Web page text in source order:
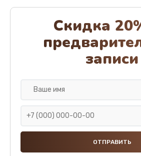
Ремонт привода
4000 руб.
Заказать
Замена
2500 руб.
Скидка
записи